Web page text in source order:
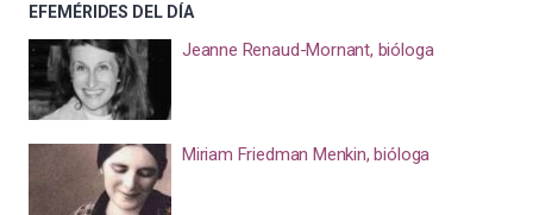
EFEMÉRIDES DEL DÍA
Jeanne Renaud-Mornant, bióloga
Miriam Friedman Menkin, bióloga